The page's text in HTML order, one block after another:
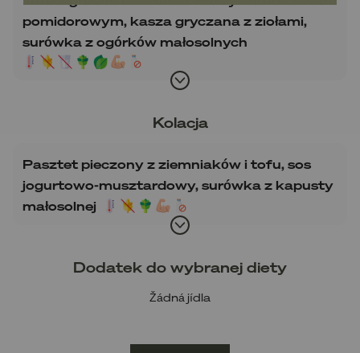
pomidorowym, kasza gryczana z ziołami,
surówka z ogórków małosolnych
Kolacja
Pasztet pieczony z ziemniaków i tofu, sos
jogurtowo-musztardowy, surówka z kapusty
małosolnej
Dodatek do wybranej diety
Žádná jídla